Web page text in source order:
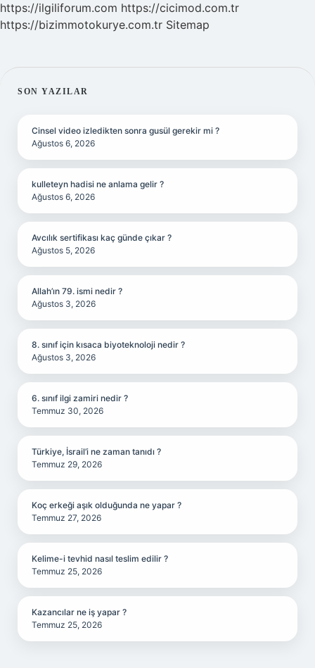
https://ilgiliforum.com https://cicimod.com.tr
https://bizimmotokurye.com.tr Sitemap
SIDEBAR
SON YAZILAR
Cinsel video izledikten sonra gusül gerekir mi ?
Ağustos 6, 2026
kulleteyn hadisi ne anlama gelir ?
Ağustos 6, 2026
Avcılık sertifikası kaç günde çıkar ?
Ağustos 5, 2026
Allah’ın 79. ismi nedir ?
Ağustos 3, 2026
8. sınıf için kısaca biyoteknoloji nedir ?
Ağustos 3, 2026
6. sınıf ilgi zamiri nedir ?
Temmuz 30, 2026
Türkiye, İsrail’i ne zaman tanıdı ?
Temmuz 29, 2026
Koç erkeği aşık olduğunda ne yapar ?
Temmuz 27, 2026
Kelime-i tevhid nasıl teslim edilir ?
Temmuz 25, 2026
Kazancılar ne iş yapar ?
Temmuz 25, 2026